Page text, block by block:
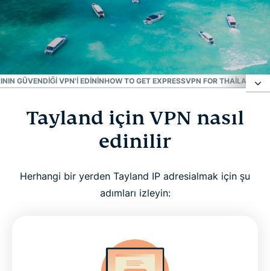
En Güvenilir VPN
EN İYİ TAYLAND VPN'İ
GÜVENDIĞI VPN'I EDININHOW TO GET EXPRESSVPN FOR THAILAND IN
Tayland için VPN nasıl edinilir
Neden Tayland VPN sunucusunu kullanmalısınız?
ExpressVPN'in neden Tayland için en iyi VPN
Tüm cihazlarınız için Tayland VPN indirin
Tayland için VPN nasıl
edinilir
Herhangi bir yerden Tayland IP adresialmak için şu
adımları izleyin: